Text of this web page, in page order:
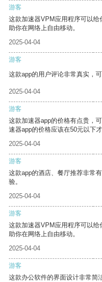
游客
这款加速器VPM应用程序可以
助你在网络上自由移动。
2025-04-04
游客
这款app的用户评论非常真实，
2025-04-04
游客
这款加速器app的价格有点贵，
速器app的价格应该在50元以下才
2025-04-04
游客
这款app的酒店、餐厅推荐非常
验。
2025-04-04
游客
这款加速器VPM应用程序可以
助你在网络上自由移动。
2025-04-04
游客
这款办公软件的界面设计非常简